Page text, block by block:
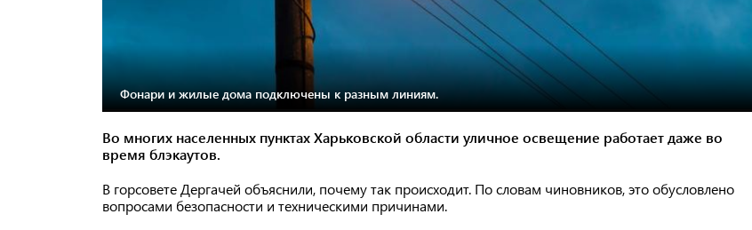
Фонари и жилые дома подключены к разным линиям.
Во многих населенных пунктах Харьковской области уличное освещение работает даже во
время блэкаутов.
В горсовете Дергачей объяснили, почему так происходит. По словам чиновников, это обусловлено
вопросами безопасности и техническими причинами.